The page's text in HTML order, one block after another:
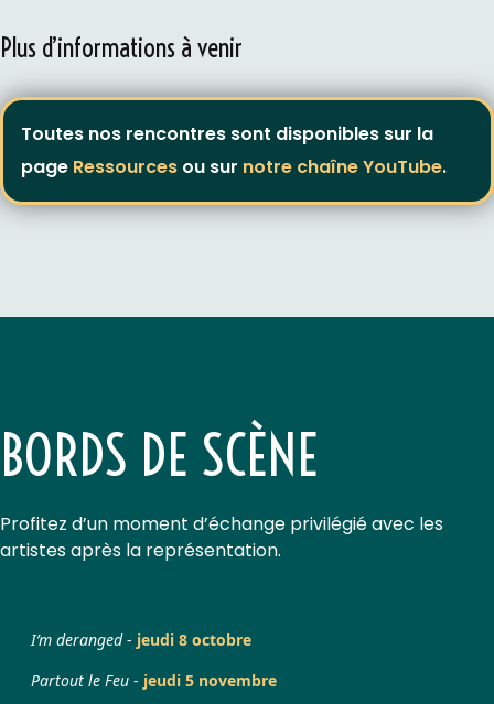
Plus d’informations à venir
Toutes nos rencontres sont disponibles sur la
page Ressources ou sur notre chaîne YouTube.
BORDS DE SCÈNE
Profitez d’un moment d’échange privilégié avec les
artistes après la représentation.
I’m deranged- jeudi 8 octobre
Partout le Feu - jeudi 5 novembre